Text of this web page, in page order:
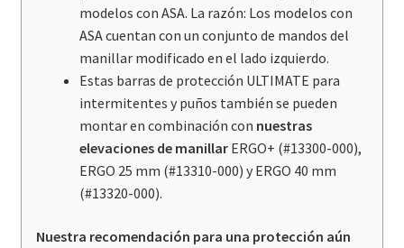
modelos con ASA. La razón: Los modelos con
ASA cuentan con un conjunto de mandos del
manillar modificado en el lado izquierdo.
Estas barras de protección ULTIMATE para
intermitentes y puños también se pueden
montar en combinación con nuestras
elevaciones de manillarERGO+ (#13300-000),
ERGO 25 mm (#13310-000) y ERGO 40 mm
(#13320-000).
Nuestra recomendación para una protección aún